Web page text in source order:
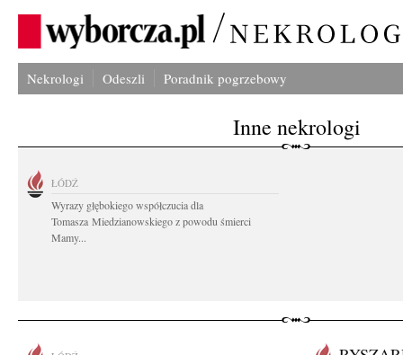
Nekrologi Odeszli Poradnik pogrzebowy
Inne nekrologi
ŁÓDŹ
Wyrazy głębokiego współczucia dla
Tomasza Miedzianowskiego z powodu śmierci
Mamy...